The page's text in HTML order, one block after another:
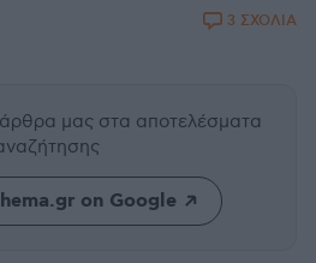
3 ΣΧΟΛΙΑ
άρθρα μας στα αποτελέσματα
on Google